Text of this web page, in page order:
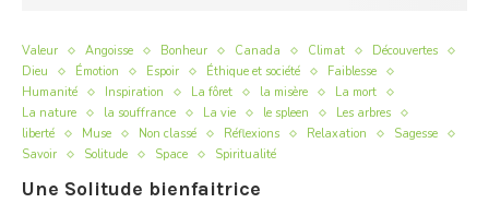
Valeur Angoisse Bonheur Canada Climat
Découvertes
Dieu
Émotion Espoir Éthique et société
Faiblesse
Humanité
Inspiration La fôret la misère
La mort
La nature
la souffrance La vie le spleen
Les arbres
liberté
Muse Non classé Réflexions Relaxation
Sagesse
Savoir
Solitude Space Spiritualité
Une Solitude bienfaitrice